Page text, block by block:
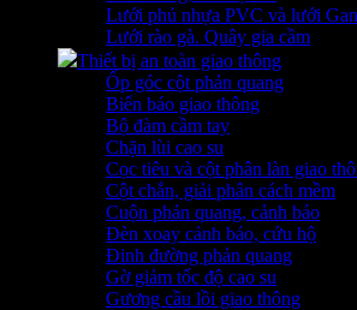
Lưới phủ nhựa PVC và lưới
Lưới rào gà. Quây gia cầm
Thiết bị an toàn giao thông
Ốp góc cột phản quang
Biển báo giao thông
Bộ đàm cầm tay
Chặn lùi cao su
Cọc tiêu và cột phân làn giao
Cột chắn, giải phân cách mềm
Cuộn phản quang, cảnh báo
Đèn xoay cảnh báo, cứu hộ
Đinh đường phản quang
Gờ giảm tốc độ cao su
Gương cầu lồi giao thông